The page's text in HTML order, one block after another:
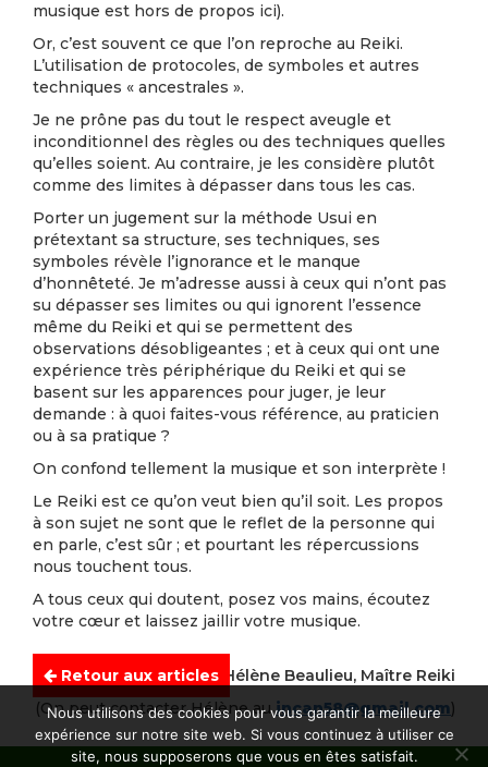
Retour aux articles
musique est hors de propos ici).
Or, c’est souvent ce que l’on reproche au Reiki.
L’utilisation de protocoles, de symboles et autres
techniques « ancestrales ».
Je ne prône pas du tout le respect aveugle et
inconditionnel des règles ou des techniques quelles
qu’elles soient. Au contraire, je les considère plutôt
comme des limites à dépasser dans tous les cas.
Porter un jugement sur la méthode Usui en
prétextant sa structure, ses techniques, ses
symboles révèle l’ignorance et le manque
d’honnêteté. Je m’adresse aussi à ceux qui n’ont pas
su dépasser ses limites ou qui ignorent l’essence
même du Reiki et qui se permettent des
observations désobligeantes ; et à ceux qui ont une
expérience très périphérique du Reiki et qui se
basent sur les apparences pour juger, je leur
demande : à quoi faites-vous référence, au praticien
ou à sa pratique ?
On confond tellement la musique et son interprète !
Le Reiki est ce qu’on veut bien qu’il soit. Les propos
à son sujet ne sont que le reflet de la personne qui
en parle, c’est sûr ; et pourtant les répercussions
nous touchent tous.
A tous ceux qui doutent, posez vos mains, écoutez
votre cœur et laissez jaillir votre musique.
Hélène Beaulieu, Maître Reiki
(On peut contacter Hélène auincan58@gmail.com)
Nous utilisons des cookies pour vous garantir la meilleure
expérience sur notre site web. Si vous continuez à utiliser ce
site, nous supposerons que vous en êtes satisfait.